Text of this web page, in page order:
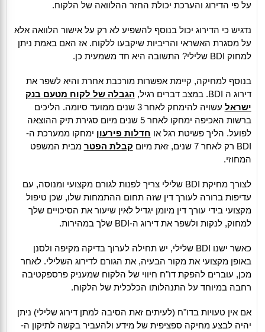
על פי הדירוג והערכת יכולת החזר ההלוואה של הלקוח.
נדגיש כי הדירוג יכול בנוסף להשפיע לא רק על אישור הלוואה אלא
על מסגרת האשראי והריביות שיקבעו ללקוח. אז האם באמת ניתן
למחוק BDI שלילי? התשובה היא חד משמעית כן.
בנוסף למחיקה, קיימת אפשרות מורכבת אחרת והיא לשפר את
דירוג ה BDI. במצב דברים רגיל,
הגבלה של לקוח מטעם בנק
ישראל
עשויה להימחק לאחר 3 שנים ממועד סיומה. הליכים
ברשות האכיפה ימחקו לאחר 5 שנים מיום סגירת תיק ההוצאה
לפועל. הליך פשיטת רגל או חדלות פירעון ימחקו ממערכת ה-
BDI רק לאחר 7 שנים, זאת מיום
קבלת הפטר מבית המשפט
המחוזי.
לצורך מחיקת BDI שלילי צריך לפנות לגורם מקצועי ומנוסה, עם
עדיפות ברורה לעורך דין שזה תחום ההתמחות שלו, שכן טיפול
מקצועי בידי עורך דין מיומן יגדיל לאין שיעור את הסיכויים שלך
למחוק, לנקות ולשפר את דירוג ה-BDI שלך במהירות.
כאשר ישנו BDI שלילי, יש תחילה לערוך בדיקה מקיפה ולסנן
באופן מקצועי את מקור הבעיה, את הגורם לדירוג השלילי. לאחר
מכן, עוברים להפקת דו"ח חיווי של הלקוח שמעניק פרספקטיבה
רחבה במיוחד על התנהלותו הכלכלית של הלקוח.
אם אין טעויות בדו"ח (לעיתים זאת הסיבה למתן דירוג שלילי) ניתן
יהיה לבצע מחיקה ספציפית של מידע ולהעביר בקשה לתיקון ה-